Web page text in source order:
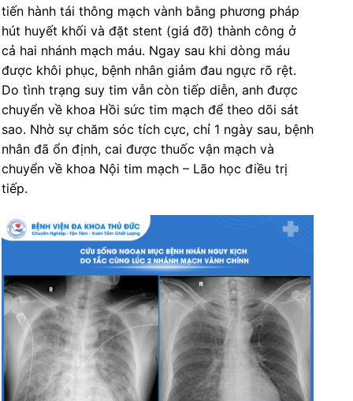
tiến hành tái thông mạch vành bằng phương pháp
hút huyết khối và đặt stent (giá đỡ) thành công ở
cả hai nhánh mạch máu. Ngay sau khi dòng máu
được khôi phục, bệnh nhân giảm đau ngực rõ rệt.
Do tình trạng suy tim vẫn còn tiếp diễn, anh được
chuyển về khoa Hồi sức tim mạch để theo dõi sát
sao. Nhờ sự chăm sóc tích cực, chỉ 1 ngày sau, bệnh
nhân đã ổn định, cai được thuốc vận mạch và
chuyển về khoa Nội tim mạch – Lão học điều trị
tiếp.